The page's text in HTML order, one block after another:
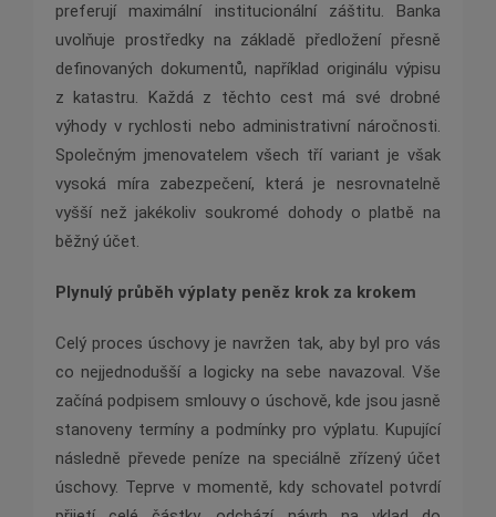
preferují maximální institucionální záštitu. Banka
uvolňuje prostředky na základě předložení přesně
definovaných dokumentů, například originálu výpisu
z katastru. Každá z těchto cest má své drobné
výhody v rychlosti nebo administrativní náročnosti.
Společným jmenovatelem všech tří variant je však
vysoká míra zabezpečení, která je nesrovnatelně
vyšší než jakékoliv soukromé dohody o platbě na
běžný účet.
Plynulý průběh výplaty peněz krok za krokem
Celý proces úschovy je navržen tak, aby byl pro vás
co nejjednodušší a logicky na sebe navazoval. Vše
začíná podpisem smlouvy o úschově, kde jsou jasně
stanoveny termíny a podmínky pro výplatu. Kupující
následně převede peníze na speciálně zřízený účet
úschovy. Teprve v momentě, kdy schovatel potvrdí